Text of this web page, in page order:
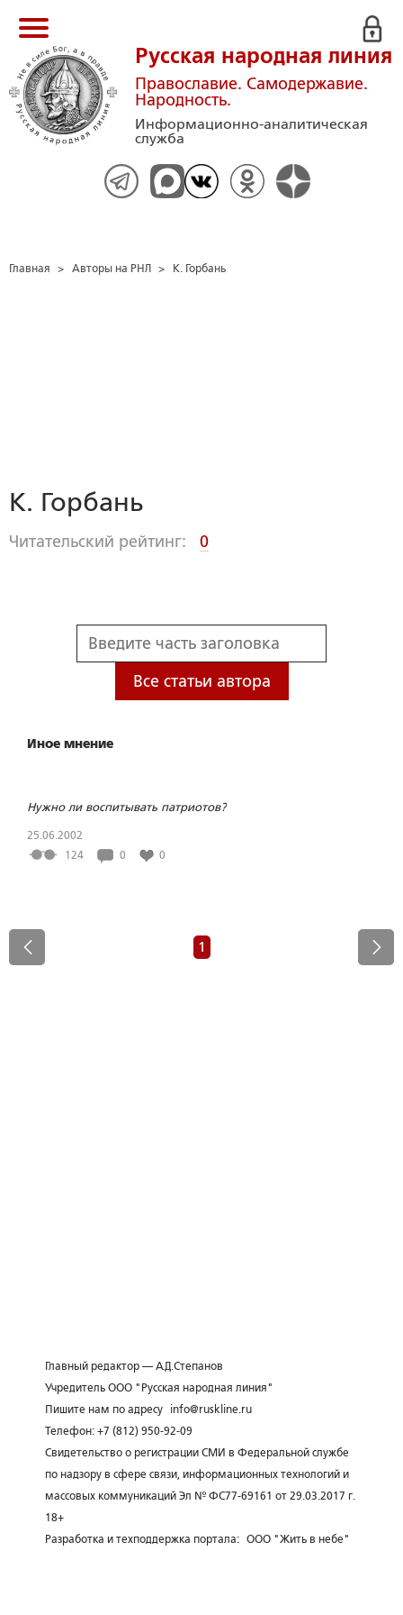
Русская народная линия
Православие. Самодержавие.
Народность.
Информационно-аналитическая
служба
Главная > Авторы на РНЛ > К. Горбань
К. Горбань
Читательский рейтинг: 0
Все статьи автора
Иное мнение
Нужно ли воспитывать патриотов?
25.06.2002
124
0 0
1
Главный редактор — А.Д.Степанов
Учредитель ООО "Русская народная линия"
Пишите нам по адресу
info@ruskline.ru
Телефон: +7 (812) 950-92-09
Свидетельство о регистрации СМИ в Федеральной службе
по надзору в сфере связи, информационных технологий и
массовых коммуникаций Эл № ФС77-69161 от 29.03.2017 г.
18+
Разработка и техподдержка портала: ООО "Жить в небе"